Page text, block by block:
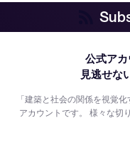
公式アカ
見逃せな
「建築と社会の関係を視覚
アカウントです。様々な切